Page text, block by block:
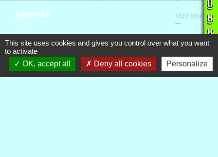
Agenda Voir tout
Actualités Voir tout
This site uses cookies and gives you control over what you want
to activate
OK, accept all
Deny all cookies Personalize